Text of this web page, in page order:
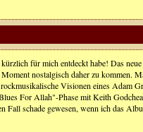
für mich entdeckt habe! Das
nostalgisch daher zu kommen.
Visionen eines Adam
For Allah"-Phase mit Keith
Fall schade gewesen, wenn ich das